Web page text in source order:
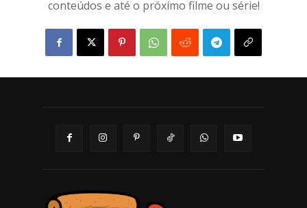
conteúdos e até o próximo filme ou série!